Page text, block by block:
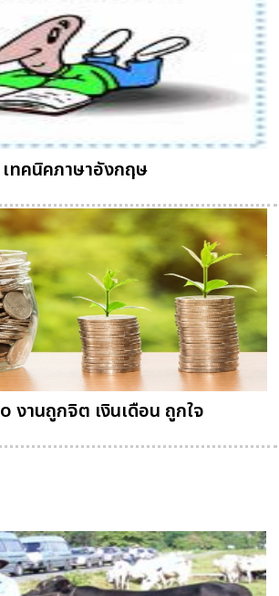
เทคนิคภาษาอังกฤษ
งานถูกจิต เงินเดือน ถูกใจ